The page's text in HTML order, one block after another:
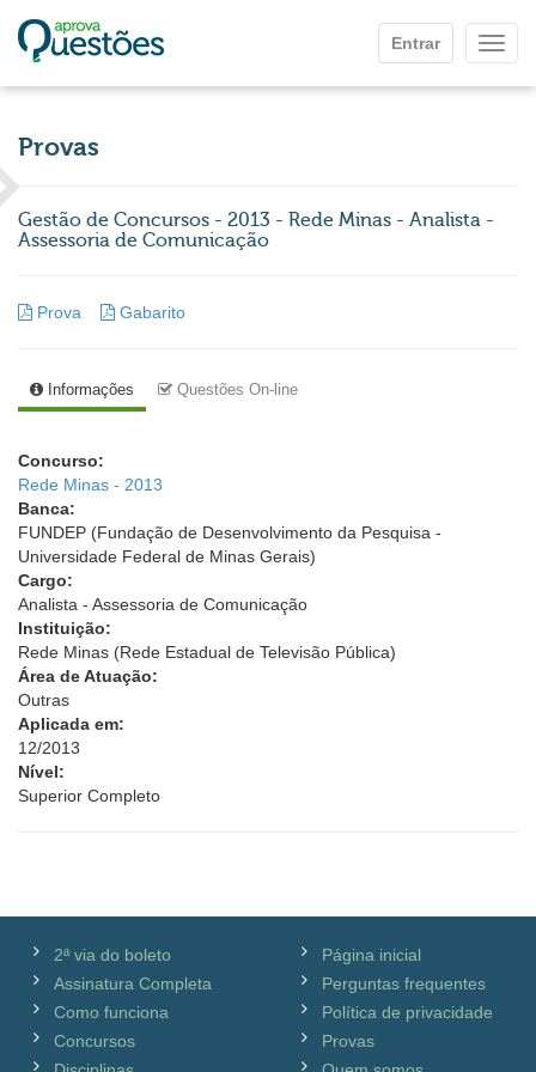
Entrar
Provas
Gestão de Concursos - 2013 - Rede Minas - Analista -
Assessoria de Comunicação
Prova Gabarito
Informações Questões On-line
Concurso:
Rede Minas - 2013
Banca:
FUNDEP (Fundação de Desenvolvimento da Pesquisa -
Universidade Federal de Minas Gerais)
Cargo:
Analista - Assessoria de Comunicação
Instituição:
Rede Minas (Rede Estadual de Televisão Pública)
Área de Atuação:
Outras
Aplicada em:
12/2013
Nível:
Superior Completo
2ª via do boleto
Assinatura Completa
Como funciona
Concursos
Página inicial
Perguntas frequentes
Política de privacidade
Provas